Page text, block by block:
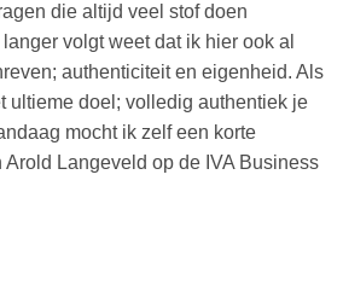
die altijd veel stof doen
volgt weet dat ik hier ook al
authenticiteit en eigenheid. Als
ultieme doel; volledig authentiek je
mocht ik zelf een korte
Langeveld op de IVA Business